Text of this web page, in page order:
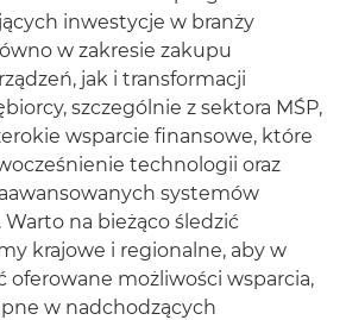
inwestycje w branży
w zakresie zakupu
jak i transformacji
szczególnie z sektora MŚP,
wsparcie finansowe, które
technologii oraz
systemów
na bieżąco śledzić
krajowe i regionalne, aby w
oferowane możliwości wsparcia,
w nadchodzących